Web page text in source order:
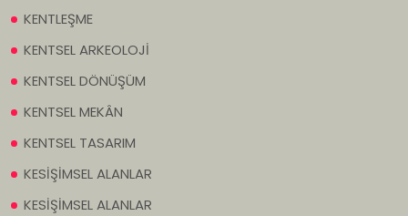
KENTLEŞME
KENTSEL ARKEOLOJİ
KENTSEL DÖNÜŞÜM
KENTSEL MEKÂN
KENTSEL TASARIM
KESİŞİMSEL ALANLAR
KESİŞİMSEL ALANLAR